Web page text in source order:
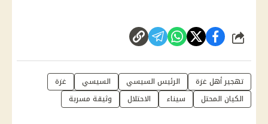
شارك
تهجير أهل غزة الرئيس السيسي السيسي
غزة
الكيان المحتل
سيناء الاحتلال وثيقة مسربة